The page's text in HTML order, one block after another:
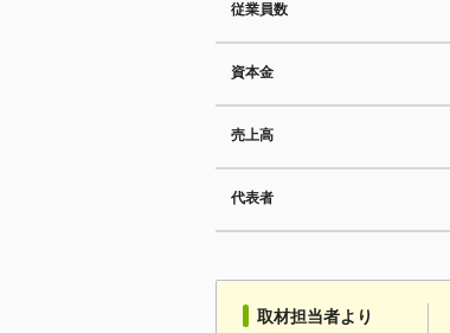
従業員数
資本金
売上高
代表者
取材担当者より